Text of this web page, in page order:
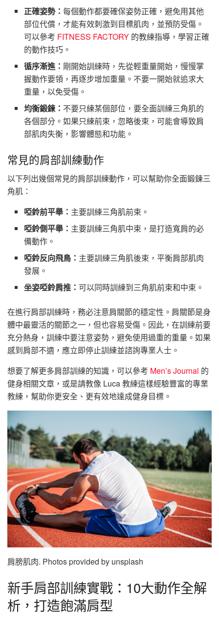
正確姿勢：每個動作都要確保姿勢正確，避免用其他
部位代償，才能有效刺激到目標肌肉，並預防受傷。
可以參考 FITNESS FACTORY 的教練指導，學習正確
的動作技巧。
循序漸進： 剛開始訓練時，先從輕重量開始，慢慢掌
握動作要領，再逐步增加重量。不要一開始就追求大
重量，以免受傷。
均衡鍛鍊： 不要只練某個部位，要全面訓練三角肌的
各個部分。如果只練前束，忽略後束，可能會導致肩
部肌肉失衡，影響體態和功能。
常見的肩部訓練動作
以下列出幾個常見的肩部訓練動作，可以幫助你全面鍛鍊三
角肌：
啞鈴前平舉： 主要訓練三角肌前束。
啞鈴側平舉： 主要訓練三角肌中束，是打造寬肩的必
備動作。
啞鈴反向飛鳥： 主要訓練三角肌後束，平衡肩部肌肉
發展。
坐姿啞鈴肩推： 可以同時訓練到三角肌前束和中束。
在進行肩部訓練時，務必注意肩關節的穩定性。肩關節是身
體中最靈活的關節之一，但也容易受傷。因此，在訓練前要
充分熱身，訓練中要注意姿勢，避免使用過重的重量。如果
感到肩部不適，應立即停止訓練並諮詢專業人士。
想要了解更多肩部訓練的知識，可以參考 Men’s Journal 的
健身相關文章，或是請教像 Luca 教練這樣經驗豐富的專業
教練，幫助你更安全、更有效地達成健身目標。
肩膀肌肉. Photos provided by unsplash
新手肩部訓練實戰：10大動作全解
析，打造飽滿肩型